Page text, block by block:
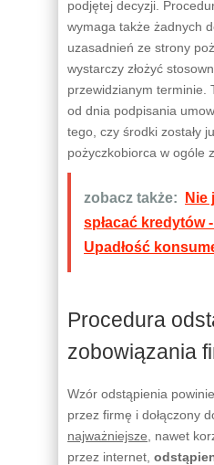
podjętej decyzji.
wymaga także żadnych
uzasadnień ze strony
wystarczy złożyć
przewidzianym terminie.
od dnia podpisania
tego, czy środki zostały
pożyczkobiorca w ogóle
zobacz także:
Nie
spłacać kredytów
Upadłość
Procedura
zobowiązania
Wzór odstąpienia
przez firmę i dołączony
najważniejsze , nawet
przez internet,